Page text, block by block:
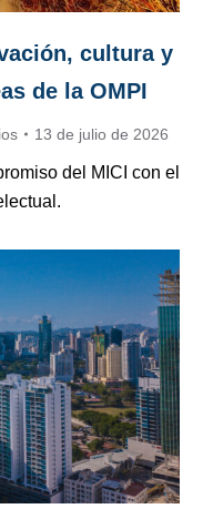
cultura y
de la OMPI
13 de julio de 2026
del MICI con el